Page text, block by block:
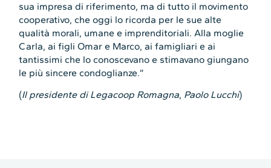
sua impresa di riferimento, ma di tutto il movimento
cooperativo, che oggi lo ricorda per le sue alte
qualità morali, umane e imprenditoriali. Alla moglie
Carla, ai figli Omar e Marco, ai famigliari e ai
tantissimi che lo conoscevano e stimavano giungano
le più sincere condoglianze.”
(Il presidente di Legacoop Romagna, Paolo Lucchi)